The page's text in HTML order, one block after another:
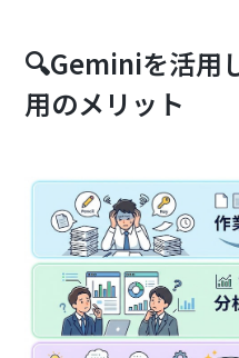
🔍Geminiを活用
用のメリット